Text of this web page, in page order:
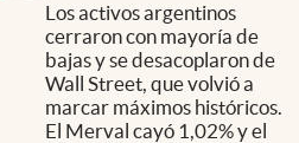
Los activos argentinos
cerraron con mayoría de
bajas y se desacoplaron de
Wall Street, que volvió a
marcar máximos históricos.
El Merval cayó 1,02% y el